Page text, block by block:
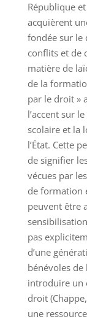
République
acquièrent
fondée sur le
conflits et de
matière de
de la
par le droit »
l’accent sur
scolaire et la
l’État. Cette
de signifier
vécues par
de formation
peuvent être
pas
d’une
bénévoles
introduire un
droit
une